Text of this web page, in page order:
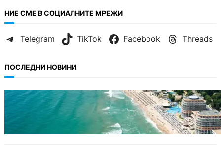
НИЕ СМЕ В СОЦИАЛНИТЕ МРЕЖИ
Telegram TikTok Facebook Threads
ПОСЛЕДНИ НОВИНИ
ИКОНОМИКА
Интерактивна карта показва всички водни
бази по Черноморието